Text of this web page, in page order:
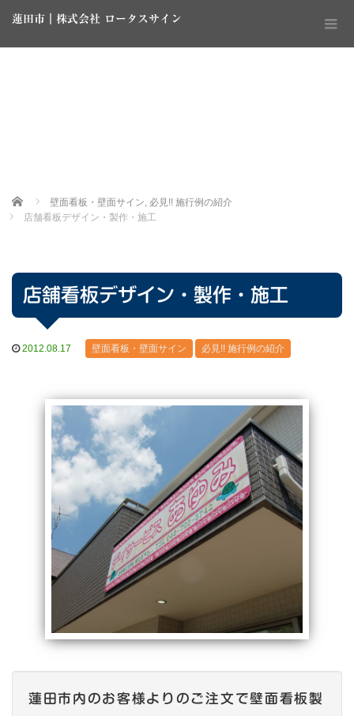
蓮田市｜株式会社 ロータスサイン
Home 壁面看板・壁面サイン, 必見!! 施行例の紹介
店舗看板デザイン・製作・施工
店舗看板デザイン・製作・施工
2012.08.17 壁面看板・壁面サイン 必見!! 施行例の紹介
蓮田市内のお客様よりのご注文で壁面看板製